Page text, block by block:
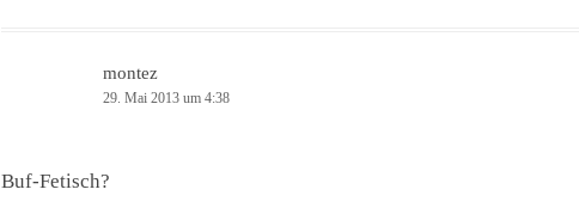
montez
29. Mai 2013 um 4:38
Buf-Fetisch?